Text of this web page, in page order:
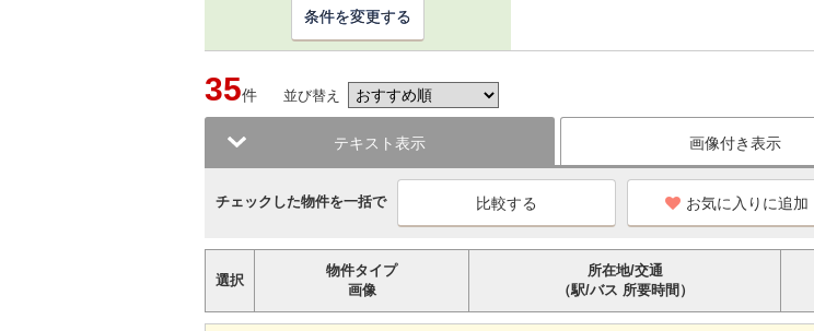
条件を変更する
35件 並び替え
テキスト表示 画像付き表示
チェックした物件を一括で お気に入りに追加
選択
物件タイプ
画像
所在地/交通
（駅/バス 所要時間）